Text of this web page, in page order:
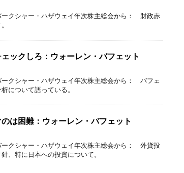
ークシャー・ハザウェイ年次株主総会から： 財政赤
ックしろ：ウォーレン・バフェット
クシャー・ハザウェイ年次株主総会から： バフェ
について語っている。
は困難：ウォーレン・バフェット
ークシャー・ハザウェイ年次株主総会から： 外貨投
、特に日本への投資について。